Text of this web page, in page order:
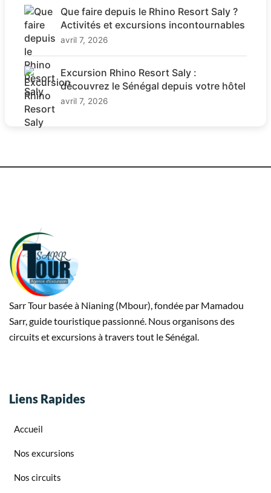
Que faire depuis le Rhino Resort Saly ?
Activités et excursions incontournables
avril 7, 2026
Excursion Rhino Resort Saly :
découvrez le Sénégal depuis votre hôtel
avril 7, 2026
Sarr Tour basée à Nianing (Mbour), fondée par Mamadou
Sarr, guide touristique passionné. Nous organisons des
circuits et excursions à travers tout le Sénégal.
Liens Rapides
Accueil
Nos excursions
Nos circuits